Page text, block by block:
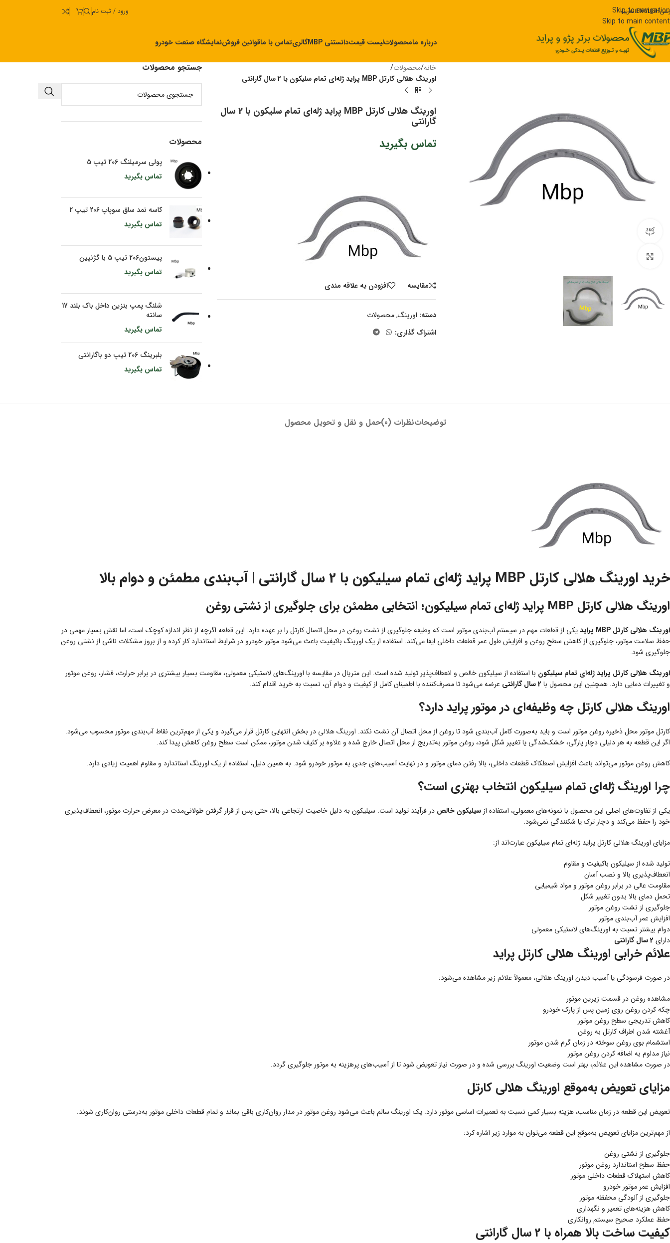
Skip to navigation
Skip to main content
ENGLISHالعربیه ورود / ثبت نام
درباره مامحصولاتلیست قیمتدانستنی MBP گالریتماس با ماقوانین فروشنمایشگاه صنعت خودرو
خانه/محصولات/
اورینگ هلالی کارتل MBP پراید ژله‌ای تمام سلیکون با 2 سال گارانتی
اورینگ هلالی کارتل MBP پراید ژله‌ای تمام سلیکون با 2 سال
گارانتی
تماس بگیرید
مقايسه افزودن به علاقه مندی
دسته: اورینگ, محصولات
اشتراک گذاری:
جستجو محصولات
محصولات
پولی سرمیلنگ 206 تیپ 5
تماس بگیرید
کاسه نمد ساق سوپاپ 206 تیپ 2
تماس بگیرید
پیستون206 تیپ 5 با گژنپین
تماس بگیرید
شلنگ پمپ بنزین داخل باک بلند 17
سانته
تماس بگیرید
بلبرینگ 206 تیپ دو باگارانتی
تماس بگیرید
توضیحاتنظرات (0) حمل و نقل و تحویل محصول
خرید اورینگ هلالی کارتل MBP پراید ژله‌ای تمام سیلیکون با 2 سال گارانتی | آب‌بندی مطمئن و دوام بالا
اورینگ هلالی کارتل MBP پراید ژله‌ای تمام سیلیکون؛ انتخابی مطمئن برای جلوگیری از نشتی روغن
اورینگ هلالی کارتل MBP پراید
یکی از قطعات مهم در سیستم آب‌بندی موتور است که وظیفه جلوگیری از نشت روغن در محل اتصال کارتل را بر عهده دارد. این قطعه اگرچه از نظر اندازه کوچک است، اما نقش بسیار مهمی در
حفظ سلامت موتور، جلوگیری از کاهش سطح روغن و افزایش طول عمر قطعات داخلی ایفا می‌کند. استفاده از یک اورینگ باکیفیت باعث می‌شود موتور خودرو در شرایط استاندارد کار کرده و از بروز مشکلات ناشی از نشتی روغن
جلوگیری شود.
اورینگ هلالی کارتل پراید ژله‌ای تمام سیلیکون با استفاده از سیلیکون خالص و انعطاف‌پذیر تولید شده است. این متریال در مقایسه با اورینگ‌های لاستیکی معمولی، مقاومت بسیار بیشتری در برابر حرارت، فشار، روغن موتور
و تغییرات دمایی دارد. همچنین این محصول با 2 سال گارانتی عرضه می‌شود تا مصرف‌کننده با اطمینان کامل از کیفیت و دوام آن، نسبت به خرید اقدام کند.
اورینگ هلالی کارتل چه وظیفه‌ای در موتور پراید دارد؟
کارتل موتور محل ذخیره روغن موتور است و باید به‌صورت کامل آب‌بندی شود تا روغن از محل اتصال آن نشت نکند. اورینگ هلالی در بخش انتهایی کارتل قرار می‌گیرد و یکی از مهم‌ترین نقاط آب‌بندی موتور محسوب می‌شود.
اگر این قطعه به هر دلیلی دچار پارگی، خشک‌شدگی یا تغییر شکل شود، روغن موتور به‌تدریج از محل اتصال خارج شده و علاوه بر کثیف شدن موتور، ممکن است سطح روغن کاهش پیدا کند.
کاهش روغن موتور می‌تواند باعث افزایش اصطکاک قطعات داخلی، بالا رفتن دمای موتور و در نهایت آسیب‌های جدی به موتور خودرو شود. به همین دلیل، استفاده از یک اورینگ استاندارد و مقاوم اهمیت زیادی دارد.
چرا اورینگ ژله‌ای تمام سیلیکون انتخاب بهتری است؟
یکی از تفاوت‌های اصلی این محصول با نمونه‌های معمولی، استفاده از سیلیکون خالص در فرآیند تولید است. سیلیکون به دلیل خاصیت ارتجاعی بالا، حتی پس از قرار گرفتن طولانی‌مدت در معرض حرارت موتور، انعطاف‌پذیری
خود را حفظ می‌کند و دچار ترک یا شکنندگی نمی‌شود.
مزایای اورینگ هلالی کارتل پراید ژله‌ای تمام سیلیکون عبارت‌اند از:
تولید شده از سیلیکون باکیفیت و مقاوم
انعطاف‌پذیری بالا و نصب آسان
مقاومت عالی در برابر روغن موتور و مواد شیمیایی
تحمل دمای بالا بدون تغییر شکل
جلوگیری از نشت روغن موتور
افزایش عمر آب‌بندی موتور
دوام بیشتر نسبت به اورینگ‌های لاستیکی معمولی
دارای 2 سال گارانتی
علائم خرابی اورینگ هلالی کارتل پراید
در صورت فرسودگی یا آسیب دیدن اورینگ هلالی، معمولاً علائم زیر مشاهده می‌شود:
مشاهده روغن در قسمت زیرین موتور
چکه کردن روغن روی زمین پس از پارک خودرو
کاهش تدریجی سطح روغن موتور
آغشته شدن اطراف کارتل به روغن
استشمام بوی روغن سوخته در زمان گرم شدن موتور
نیاز مداوم به اضافه کردن روغن موتور
در صورت مشاهده این علائم، بهتر است وضعیت اورینگ بررسی شده و در صورت نیاز تعویض شود تا از آسیب‌های پرهزینه به موتور جلوگیری گردد.
مزایای تعویض به‌موقع اورینگ هلالی کارتل
تعویض این قطعه در زمان مناسب، هزینه بسیار کمی نسبت به تعمیرات اساسی موتور دارد. یک اورینگ سالم باعث می‌شود روغن موتور در مدار روان‌کاری باقی بماند و تمام قطعات داخلی موتور به‌درستی روان‌کاری شوند.
از مهم‌ترین مزایای تعویض به‌موقع این قطعه می‌توان به موارد زیر اشاره کرد:
جلوگیری از نشتی روغن
حفظ سطح استاندارد روغن موتور
کاهش استهلاک قطعات داخلی موتور
افزایش عمر موتور خودرو
جلوگیری از آلودگی محفظه موتور
کاهش هزینه‌های تعمیر و نگهداری
حفظ عملکرد صحیح سیستم روانکاری
کیفیت ساخت بالا همراه با 2 سال گارانتی